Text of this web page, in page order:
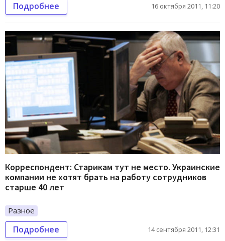
Подробнее 16 октября 2011, 11:20
Корреспондент: Старикам тут не место. Украинские
компании не хотят брать на работу сотрудников
старше 40 лет
Разное
Подробнее 14 сентября 2011, 12:31